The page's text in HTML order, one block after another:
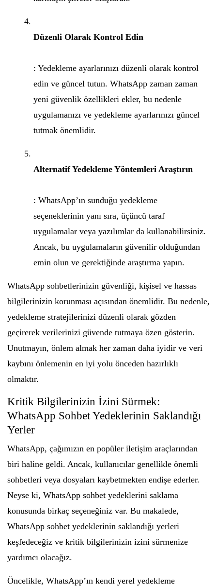
Düzenli Olarak Kontrol Edin
: Yedekleme ayarlarınızı düzenli olarak kontrol
edin ve güncel tutun. WhatsApp zaman zaman
yeni güvenlik özellikleri ekler, bu nedenle
uygulamanızı ve yedekleme ayarlarınızı güncel
tutmak önemlidir.
Alternatif Yedekleme Yöntemleri Araştırın
: WhatsApp’ın sunduğu yedekleme
seçeneklerinin yanı sıra, üçüncü taraf
uygulamalar veya yazılımlar da kullanabilirsiniz.
Ancak, bu uygulamaların güvenilir olduğundan
emin olun ve gerektiğinde araştırma yapın.
WhatsApp sohbetlerinizin güvenliği, kişisel ve hassas
bilgilerinizin korunması açısından önemlidir. Bu nedenle,
yedekleme stratejilerinizi düzenli olarak gözden
geçirerek verilerinizi güvende tutmaya özen gösterin.
Unutmayın, önlem almak her zaman daha iyidir ve veri
kaybını önlemenin en iyi yolu önceden hazırlıklı
olmaktır.
Kritik Bilgilerinizin İzini Sürmek:
WhatsApp Sohbet Yedeklerinin Saklandığı
Yerler
WhatsApp, çağımızın en popüler iletişim araçlarından
biri haline geldi. Ancak, kullanıcılar genellikle önemli
sohbetleri veya dosyaları kaybetmekten endişe ederler.
Neyse ki, WhatsApp sohbet yedeklerini saklama
konusunda birkaç seçeneğiniz var. Bu makalede,
WhatsApp sohbet yedeklerinin saklandığı yerleri
keşfedeceğiz ve kritik bilgilerinizin izini sürmenize
yardımcı olacağız.
Öncelikle, WhatsApp’ın kendi yerel yedekleme